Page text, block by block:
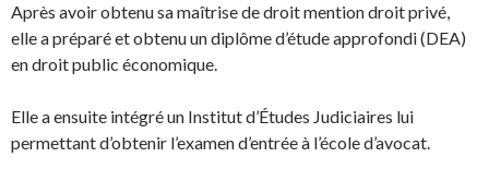
Après avoir obtenu sa maîtrise de droit mention droit privé,
elle a préparé et obtenu un diplôme d’étude approfondi (DEA)
en droit public économique.
Elle a ensuite intégré un Institut d’Études Judiciaires lui
permettant d’obtenir l’examen d’entrée à l’école d’avocat.